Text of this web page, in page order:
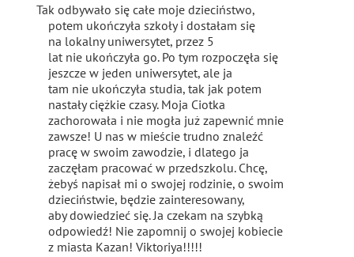
Tak odbywało się całe moje dzieciństwo,
potem ukończyła szkoły i dostałam się
na lokalny uniwersytet, przez 5
lat nie ukończyła go. Po tym rozpoczęła się
jeszcze w jeden uniwersytet, ale ja
tam nie ukończyła studia, tak jak potem
nastały ciężkie czasy. Moja Ciotka
zachorowała i nie mogła już zapewnić mnie
zawsze! U nas w mieście trudno znaleźć
pracę w swoim zawodzie, i dlatego ja
zaczęłam pracować w przedszkolu. Chcę,
żebyś napisał mi o swojej rodzinie, o swoim
dzieciństwie, będzie zainteresowany,
aby dowiedzieć się. Ja czekam na szybką
odpowiedź! Nie zapomnij o swojej kobiecie
z miasta Kazan! Viktoriya!!!!!